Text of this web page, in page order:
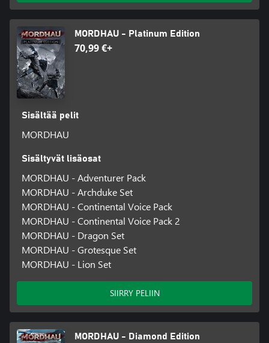
MORDHAU - Platinum Edition
70,99 €+
Sisältää pelit
MORDHAU
Sisältyvät lisäosat
MORDHAU - Adventurer Pack
MORDHAU - Archduke Set
MORDHAU - Continental Voice Pack
MORDHAU - Continental Voice Pack 2
MORDHAU - Dragon Set
MORDHAU - Grotesque Set
MORDHAU - Lion Set
SIIRRY PELIIN
MORDHAU - Diamond Edition